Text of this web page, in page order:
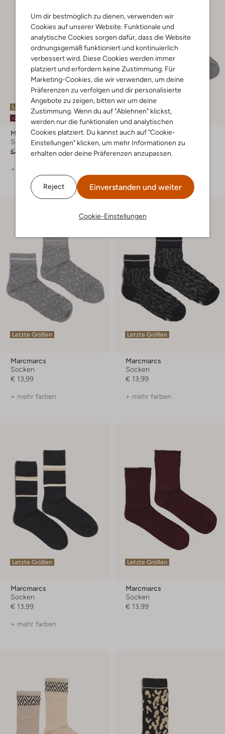
Um dir bestmöglich zu dienen, verwenden wir
Cookies auf unserer Website. Funktionale und
analytische Cookies sorgen dafür, dass die Website
ordnungsgemäß funktioniert und kontinuierlich
verbessert wird. Diese Cookies werden immer
platziert und erfordern keine Zustimmung. Für
Marketing-Cookies, die wir verwenden, um deine
Präferenzen zu verfolgen und dir personalisierte
Angebote zu zeigen, bitten wir um deine
Zustimmung. Wenn du auf "Ablehnen" klickst,
werden nur die funktionalen und analytischen
Cookies platziert. Du kannst auch auf "Cookie-
Einstellungen" klicken, um mehr Informationen zu
erhalten oder deine Präferenzen anzupassen.
Reject Einverstanden und weiter
Cookie-Einstellungen
Letzte Größen
-20%
Marcmarcs
Socken
€ 8,99 € 6,99
+ mehr farben
Letzte Größen
Marcmarcs
Socken
€ 13,99
Letzte Größen
Marcmarcs
Socken
€ 13,99
+ mehr farben
Letzte Größen
Marcmarcs
Socken
€ 13,99
+ mehr farben
Letzte Größen
Marcmarcs
Socken
€ 13,99
+ mehr farben
Letzte Größen
Marcmarcs
Socken
€ 13,99